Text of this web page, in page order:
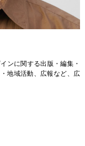
ンに関する出版・編集・
地域活動、広報など、広